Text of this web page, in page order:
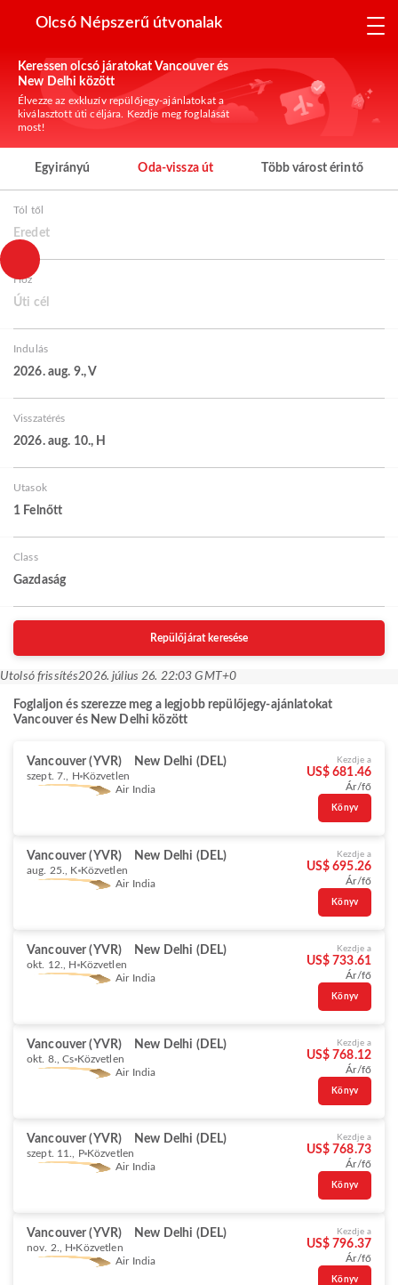
Olcsó Népszerű útvonalak
Keressen olcsó járatokat Vancouver és
New Delhi között
Élvezze az exkluzív repülőjegy-ajánlatokat a
kiválasztott úti céljára. Kezdje meg foglalását
most!
Egyirányú Oda-vissza út Több várost érintő
Tól től
Eredet
Hoz
Úti cél
Indulás
2026. aug. 9., V
Visszatérés
2026. aug. 10., H
Utasok
1 Felnőtt
Class
Gazdaság
Repülőjárat keresése
Utolsó frissítés2026. július 26. 22:03 GMT+0
Foglaljon és szerezze meg a legjobb repülőjegy-ajánlatokat
Vancouver és New Delhi között
Vancouver (YVR) New Delhi (DEL)
szept. 7., H Közvetlen
Air India
Kezdje a
US$ 681.46
Ár/fő
Könyv
Vancouver (YVR) New Delhi (DEL)
aug. 25., K Közvetlen
Air India
Kezdje a
US$ 695.26
Ár/fő
Könyv
Vancouver (YVR) New Delhi (DEL)
okt. 12., H Közvetlen
Air India
Kezdje a
US$ 733.61
Ár/fő
Könyv
Vancouver (YVR) New Delhi (DEL)
okt. 8., Cs Közvetlen
Air India
Kezdje a
US$ 768.12
Ár/fő
Könyv
Vancouver (YVR) New Delhi (DEL)
szept. 11., P Közvetlen
Air India
Kezdje a
US$ 768.73
Ár/fő
Könyv
Vancouver (YVR) New Delhi (DEL)
nov. 2., H Közvetlen
Air India
Kezdje a
US$ 796.37
Ár/fő
Könyv